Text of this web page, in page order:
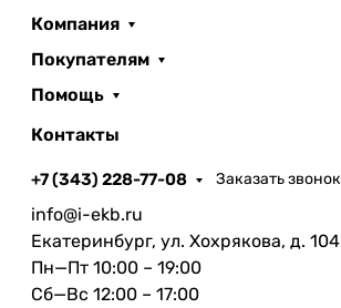
Компания
Покупателям
Помощь
Контакты
+7 (343) 228-77-08 Заказать звонок
info@i-ekb.ru
Екатеринбург, ул. Хохрякова, д. 104
Пн—Пт 10:00 – 19:00
Сб—Вс 12:00 – 17:00